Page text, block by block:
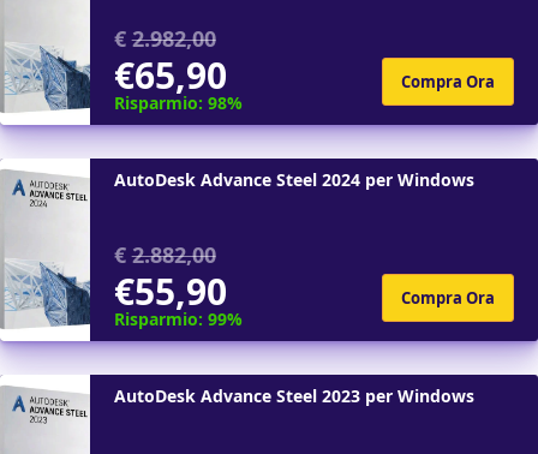
€2.982,00
€65,90
Risparmio: 98%
AutoDesk Advance Steel 2024 per Windows
€2.882,00
€55,90
Risparmio: 99%
AutoDesk Advance Steel 2023 per Windows